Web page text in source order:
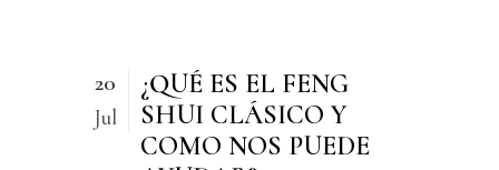
20
Jul
¿QUÉ ES EL FENG
SHUI CLÁSICO Y
COMO NOS PUEDE